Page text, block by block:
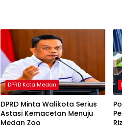
DPRD Kota Medan
DPRD Minta Walikota Serius
Astasi Kemacetan Menuju
Medan Zoo